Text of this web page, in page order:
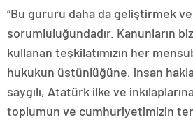
“Bu gururu daha da geliştirmek
sorumluluğundadır. Kanunların
kullanan teşkilatımızın her
hukukun üstünlüğüne, insan
saygılı, Atatürk ilke ve
toplumun ve cumhuriyetimizin